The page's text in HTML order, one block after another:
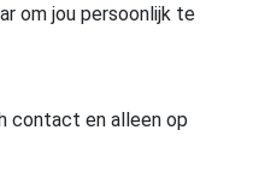
om jou persoonlijk te
contact en alleen op